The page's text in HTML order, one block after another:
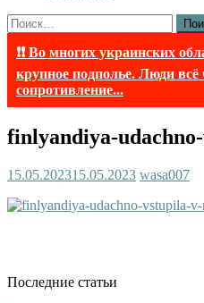
Найти:
❗❗ Во многих украинских
крупное подполье. Люди
сопротивление...
finlyandiya-
15.05.202315.05.2023 wasa007
Последние статьи